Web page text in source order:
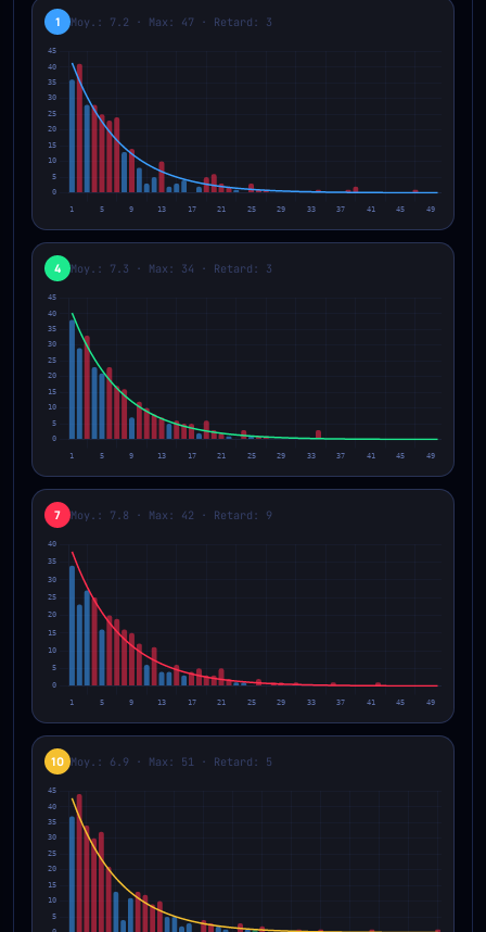
1 Moy.: 7.2 · Max: 47 · Retard: 3
4 Moy.: 7.3 · Max: 34 · Retard: 3
7 Moy.: 7.8 · Max: 42 · Retard: 9
10 Moy.: 6.9 · Max: 51 · Retard: 5